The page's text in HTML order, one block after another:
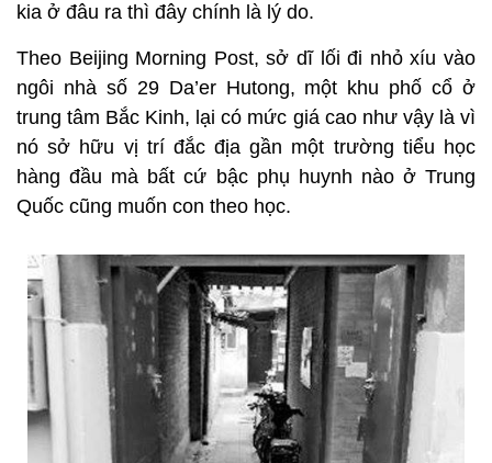
kia ở đâu ra thì đây chính là lý do.
Theo Beijing Morning Post, sở dĩ lối đi nhỏ xíu vào
ngôi nhà số 29 Da’er Hutong, một khu phố cổ ở
trung tâm Bắc Kinh, lại có mức giá cao như vậy là vì
nó sở hữu vị trí đắc địa gần một trường tiểu học
hàng đầu mà bất cứ bậc phụ huynh nào ở Trung
Quốc cũng muốn con theo học.